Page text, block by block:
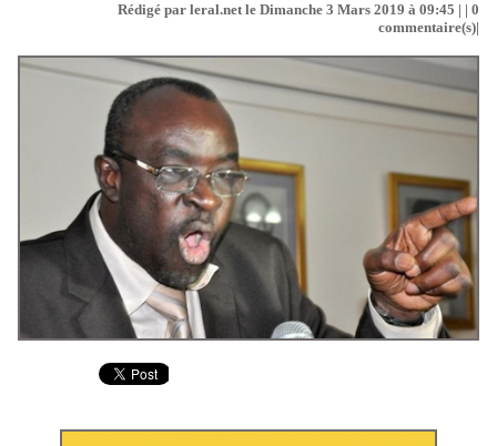
Rédigé par leral.net le Dimanche 3 Mars 2019 à 09:45 | | 0
commentaire(s)|